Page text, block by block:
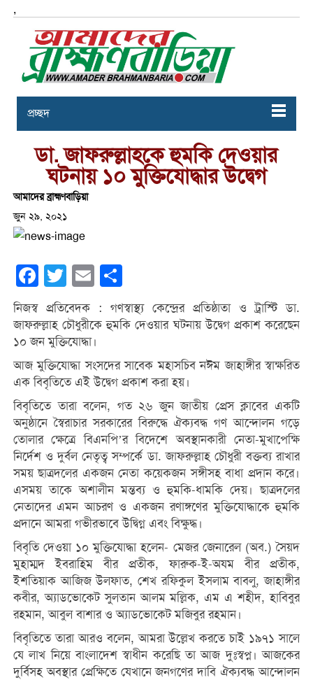
,
প্রচ্ছদ
ডা. জাফরুল্লাহকে হুমকি দেওয়ার
ঘটনায় ১০ মুক্তিযোদ্ধার উদ্বেগ
আমাদের ব্রাহ্মণবাড়িয়া
জুন ২৯, ২০২১
Facebook
Twitter Email
নিজস্ব প্রতিবেদক : গণস্বাস্থ্য কেন্দ্রের প্রতিষ্ঠাতা ও ট্রাস্টি ডা.
জাফরুল্লাহ চৌধুরীকে হুমকি দেওয়ার ঘটনায় উদ্বেগ প্রকাশ করেছেন
১০ জন মুক্তিযোদ্ধা।
আজ মুক্তিযোদ্ধা সংসদের সাবেক মহাসচিব নঈম জাহাঙ্গীর স্বাক্ষরিত
এক বিবৃতিতে এই উদ্বেগ প্রকাশ করা হয়।
বিবৃতিতে তারা বলেন, গত ২৬ জুন জাতীয় প্রেস ক্লাবের একটি
অনুষ্ঠানে স্বৈরাচার সরকারের বিরুদ্ধে ঐক্যবদ্ধ গণ আন্দোলন গড়ে
তোলার ক্ষেত্রে বিএনপি’র বিদেশে অবস্থানকারী নেতা-মুখাপেক্ষি
নির্দেশ ও দুর্বল নেতৃত্ব সম্পর্কে ডা. জাফরুল্লাহ চৌধুরী বক্তব্য রাখার
সময় ছাত্রদলের একজন নেতা কয়েকজন সঙ্গীসহ বাধা প্রদান করে।
এসময় তাকে অশালীন মন্তব্য ও হুমকি-ধামকি দেয়। ছাত্রদলের
নেতাদের এমন আচরণ ও একজন রণাঙ্গণের মুক্তিযোদ্ধাকে হুমকি
প্রদানে আমরা গভীরভাবে উদ্বিগ্ন এবং বিক্ষুদ্ধ।
বিবৃতি দেওয়া ১০ মুক্তিযোদ্ধা হলেন- মেজর জেনারেল (অব.) সৈয়দ
মুহাম্মদ ইবরাহিম বীর প্রতীক, ফারুক-ই-অযম বীর প্রতীক,
ইশতিয়াক আজিজ উলফাত, শেখ রফিকুল ইসলাম বাবলু, জাহাঙ্গীর
কবীর, অ্যাডভোকেট সুলতান আলম মল্লিক, এম এ শহীদ, হাবিবুর
রহমান, আবুল বাশার ও অ্যাডভোকেট মজিবুর রহমান।
বিবৃতিতে তারা আরও বলেন, আমরা উল্লেখ করতে চাই ১৯৭১ সালে
যে লাখ নিয়ে বাংলাদেশ স্বাধীন করেছি তা আজ দুঃস্বপ্ন। আজকের
দুর্বিসহ অবস্থার প্রেক্ষিতে যেখানে জনগণের দাবি ঐক্যবদ্ধ আন্দোলন